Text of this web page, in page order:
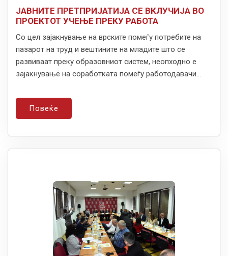
ЈАВНИТЕ ПРЕТПРИЈАТИЈА СЕ ВКЛУЧИЈА ВО
ПРОЕКТОТ УЧЕЊЕ ПРЕКУ РАБОТА
Со цел зајакнување на врските помеѓу потребите на
пазарот на труд и вештините на младите што се
развиваат преку образовниот систем, неопходно е
зајакнување на соработката помеѓу работодавачи...
Повеќе